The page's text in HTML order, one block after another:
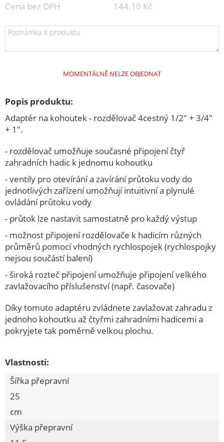
ELEKTRO
KAMNA
ZAHRADA
Kompostéry, koše na trávu, listí a jiné
Potřeby pro grilování
Truhlíky, květináče, lemy, palisády
Zvířectvo - pasti, nádoby, pomůcky
Barely, sudy
Pomocníci na zahradu
Hrábě a příslušenství
Krumpáče, lopaty, rýče, vidle
Hospodářské drobné ruční nářadí
Pletiva a příslušenství, sloupky, zemní vrtáky
Plachty, fólie, pytle, textilie, sítě
Dřevovýrobky a příslušenství
Hadice a příslušenství
Cena bez DPH 144.10 Kč
MOMENTÁLNĚ NELZE OBJEDNAT
Popis produktu:
Adaptér na kohoutek - rozdělovač 4cestný 1/2" + 3/4"
+ 1".
- rozdělovač umožňuje současné připojení čtyř
zahradních hadic k jednomu kohoutku
- ventily pro otevírání a zavírání průtoku vody do
jednotlivých zařízení umožňují intuitivní a plynulé
ovládání průtoku vody
- průtok lze nastavit samostatně pro každý výstup
- možnost připojení rozdělovače k hadicím různých
průměrů pomocí vhodných rychlospojek (rychlospojky
nejsou součástí balení)
- široká rozteč připojení umožňuje připojení velkého
zavlažovacího příslušenství (např. časovače)
Díky tomuto adaptéru zvládnete zavlažovat zahradu z
jednoho kohoutku až čtyřmi zahradními hadicemi a
pokryjete tak poměrně velkou plochu.
Vlastnosti:
Šířka přepravní
25
cm
Výška přepravní